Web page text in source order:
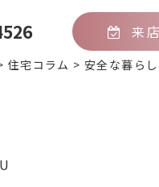
来
住宅コラム > 安全な暮ら